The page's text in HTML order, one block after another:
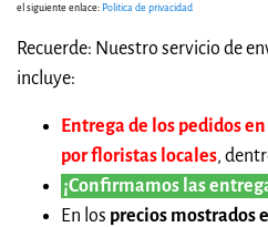
el siguiente enlace: Politica de privacidad
Recuerde: Nuestro servicio de
incluye:
Entrega de los pedidos
por floristas locales,
¡Confirmamos las
En los precios mostrados